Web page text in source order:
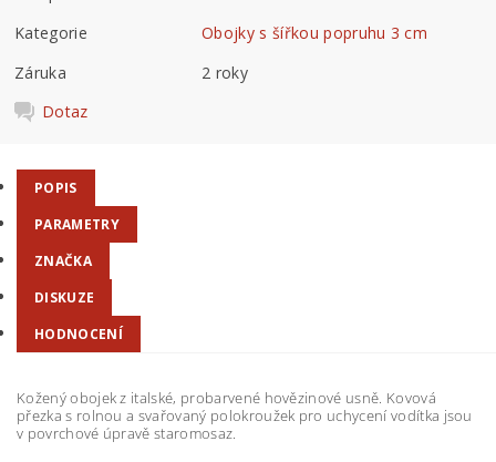
Kategorie
Obojky s šířkou popruhu 3 cm
Záruka
2 roky
Dotaz
POPIS
PARAMETRY
ZNAČKA
DISKUZE
HODNOCENÍ
Kožený obojek z italské, probarvené hovězinové usně. Kovová
přezka s rolnou a svařovaný polokroužek pro uchycení vodítka jsou
v povrchové úpravě staromosaz.